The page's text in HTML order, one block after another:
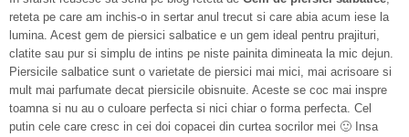
reteta pe care am inchis-o in sertar anul trecut si care abia acum iese la
lumina. Acest gem de piersici salbatice e un gem ideal pentru prajituri,
clatite sau pur si simplu de intins pe niste painita dimineata la mic dejun.
Piersicile salbatice sunt o varietate de piersici mai mici, mai acrisoare si
mult mai parfumate decat piersicile obisnuite. Aceste se coc mai inspre
toamna si nu au o culoare perfecta si nici chiar o forma perfecta. Cel
putin cele care cresc in cei doi copacei din curtea socrilor mei 🙂 Insa